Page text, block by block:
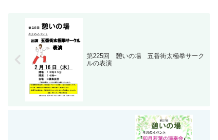
第225回 憩いの場 五番街太極拳サーク
ルの表演